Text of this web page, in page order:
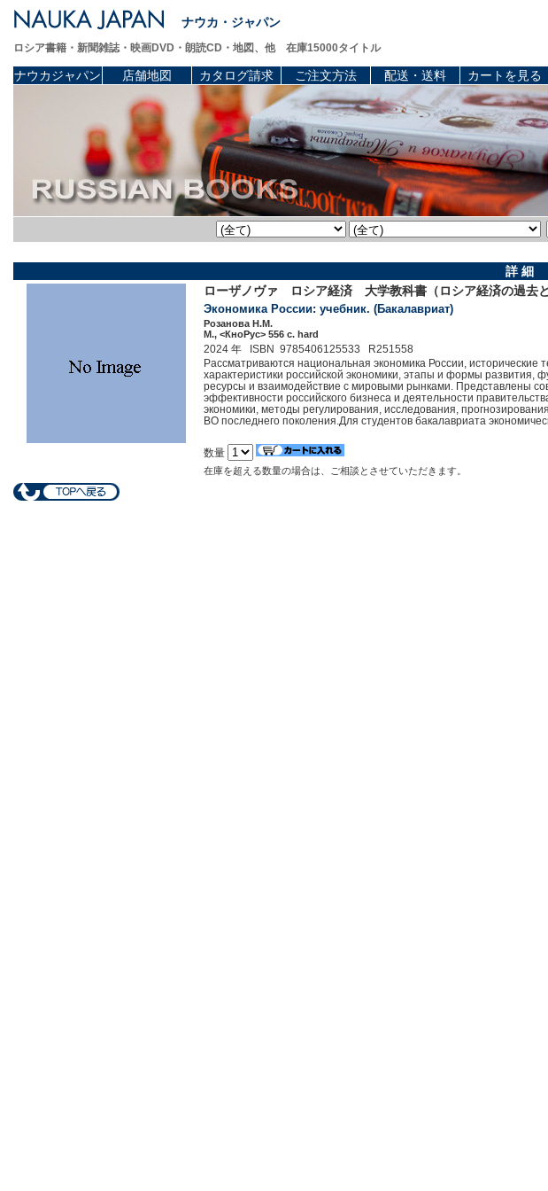
ナウカ・ジャパン
ロシア書籍・新聞雑誌・映画DVD・朗読CD・地図、他 在庫15000タイトル
ナウカジャパン 店舗地図 カタログ請求 ご注文方法 配送・送料 カートを見る
詳 細
ローザノヴァ ロシア経済 大学教科書（ロシア経済の過去と
Экономика России: учебник. (Бакалавриат)
Розанова Н.М.
М., <КноРус> 556 c. hard
2024 年 ISBN 9785406125533 R251558
Рассматриваются национальная экономика России,
характеристики российской экономики, этапы и формы развития,
ресурсы и взаимодействие с мировыми рынками. Представлены
эффективности российского бизнеса и деятельности
экономики, методы регулирования, исследования,
ВО последнего поколения.Для студентов бакалавриата
数量
在庫を超える数量の場合は、ご相談とさせていただきます。